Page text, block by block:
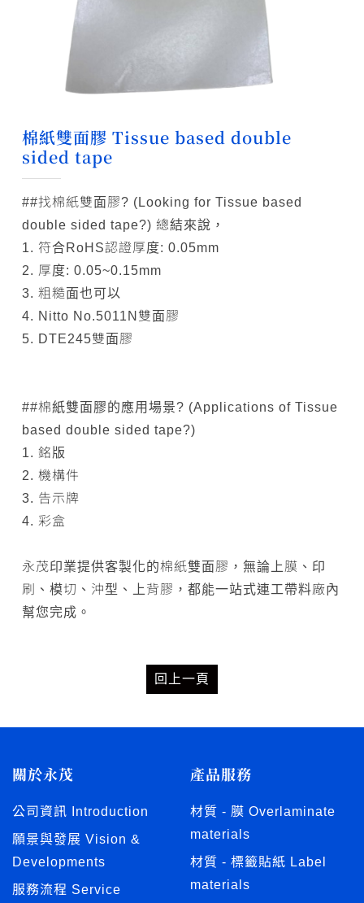
棉紙雙面膠 Tissue based double
sided tape
##找棉紙雙面膠? (Looking for Tissue based
double sided tape?) 總結來說，
1. 符合RoHS認證厚度: 0.05mm
2. 厚度: 0.05~0.15mm
3. 粗糙面也可以
4. Nitto No.5011N雙面膠
5. DTE245雙面膠
##棉紙雙面膠的應用場景? (Applications of Tissue
based double sided tape?)
1. 銘版
2. 機構件
3. 告示牌
4. 彩盒
永茂印業提供客製化的棉紙雙面膠，無論上膜、印
刷、模切、沖型、上背膠，都能一站式連工帶料廠內
幫您完成。
回上一頁
關於永茂
公司資訊 Introduction
願景與發展 Vision &
Developments
服務流程 Service
產品服務
材質 - 膜 Overlaminate
materials
材質 - 標籤貼紙 Label
materials